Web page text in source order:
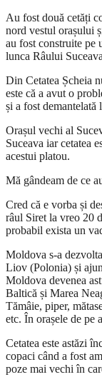
Au fost două cetăți
nord vestul orașului
au fost construite pe
lunca Râului
Din Cetatea Șcheia
este că a avut o
și a fost demantelată
Orașul vechi al
Suceava iar cetatea
acestui platou.
Mă gândeam de ce
Cred că e vorba și
râul Siret la vreo 20
probabil exista un
Moldova s-a
Liov (Polonia) și
Moldova devenea
Baltică și Marea
Tămâie, piper,
etc. În orașele de pe
Cetatea este astăzi
copaci când a fost
poze mai vechi în